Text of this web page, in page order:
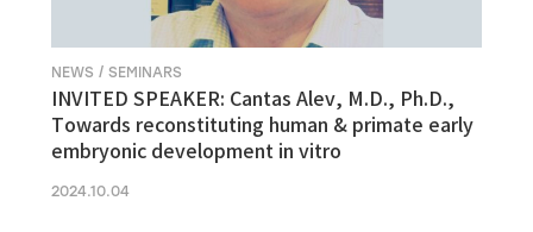
NEWS / SEMINARS
INVITED SPEAKER: Cantas Alev, M.D., Ph.D.,
Towards reconstituting human & primate early
embryonic development in vitro
2024.10.04